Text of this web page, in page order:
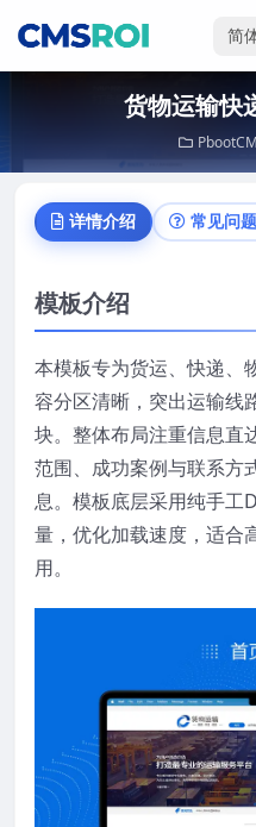
选
货物运输快
详情介绍 常见问题
模板介绍
本模板专为货运、快递、
容分区清晰，突出运输线
块。整体布局注重信息直
范围、成功案例与联系方
息。模板底层采用纯手工
量，优化加载速度，适合
用。